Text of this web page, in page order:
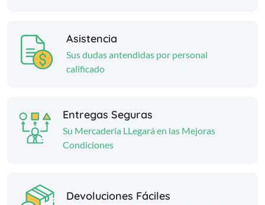
Asistencia
Sus dudas antendidas por personal
calificado
Entregas Seguras
Su Mercadería LLegará en las Mejoras
Condiciones
Devoluciones Fáciles